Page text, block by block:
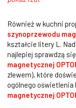
Również w kuchni
szynoprzewodu
kształcie litery L.
najlepiej sprawdzą się
magnetycznej
zlewem), które
ogólnego oświetlenia
magnetycznej